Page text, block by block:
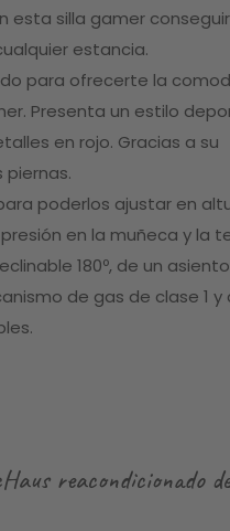
silla gamer
estancia.
para ofrecerte la
Presenta un estilo
en rojo. Gracias a su
poderlos ajustar en
en la muñeca y la
180º, de un asiento
de gas de clase 1 y
reacondicionado de